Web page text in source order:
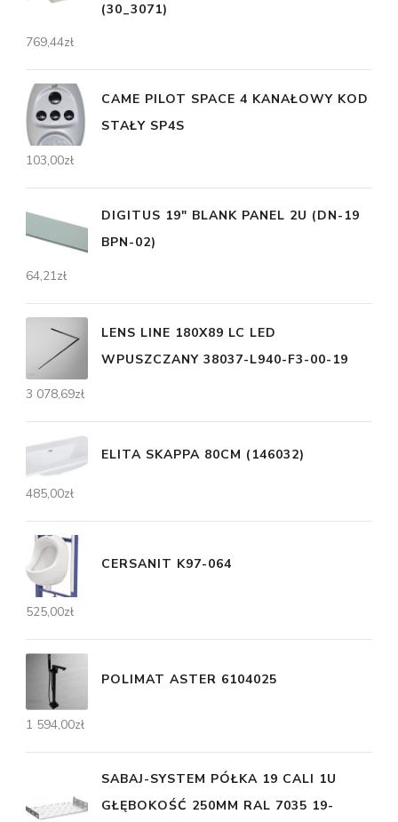
(30_3071)
769,44zł
CAME PILOT SPACE 4 KANAŁOWY KOD
STAŁY SP4S
103,00zł
DIGITUS 19" BLANK PANEL 2U (DN-19
BPN-02)
64,21zł
LENS LINE 180X89 LC LED
WPUSZCZANY 38037-L940-F3-00-19
3 078,69zł
ELITA SKAPPA 80CM (146032)
485,00zł
CERSANIT K97-064
525,00zł
POLIMAT ASTER 6104025
1 594,00zł
SABAJ-SYSTEM PÓŁKA 19 CALI 1U
GŁĘBOKOŚĆ 250MM RAL 7035 19-